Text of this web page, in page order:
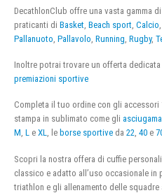
DecathlonClub offre una vasta gamma
praticanti di Basket Beach sport Calcio
Pallanuoto Pallavolo Running Rugby,
Inoltre potrai trovare un offerta dedicata
premiazioni sportive
Completa il tuo ordine con gli accessori
stampa in sublimato come gli
M, L e XL, le borse sportive da 22, 40 e
Scopri la nostra offera di cuffie
classico e adatto all’uso occasionale
triathlon e gli allenamento delle